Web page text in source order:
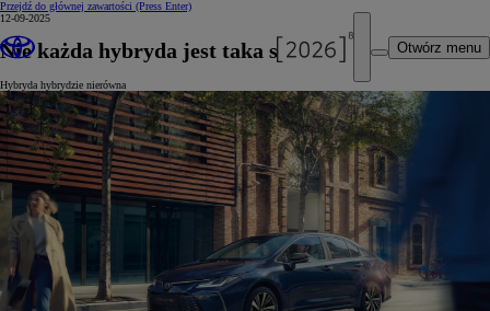
Przejdź do głównej zawartości (Press Enter)
Otwórz menu
12-09-2025
Nie każda hybryda jest taka sama
Hybryda hybrydzie nierówna